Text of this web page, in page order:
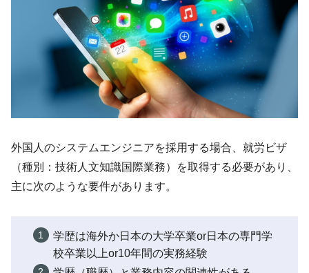
外国人のシステムエンジニアを採用する場合、就労ビザ
（種別：技術人文知識国際業務）を取得する必要があり、
主に次のような要件があります。
学歴は海外か日本の大学卒業or日本の専門学
校卒業以上or10年間の実務経験